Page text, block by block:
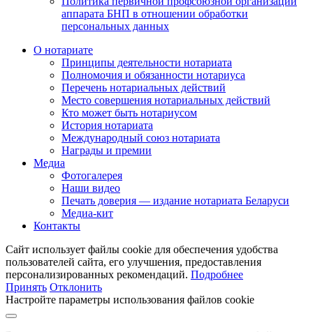
аппарата БНП в отношении обработки
персональных данных
О нотариате
Принципы деятельности нотариата
Полномочия и обязанности нотариуса
Перечень нотариальных действий
Место совершения нотариальных действий
Кто может быть нотариусом
История нотариата
Международный союз нотариата
Награды и премии
Медиа
Фотогалерея
Наши видео
Печать доверия — издание нотариата Беларуси
Медиа-кит
Контакты
Сайт использует файлы cookie для обеспечения удобства
пользователей сайта, его улучшения, предоставления
персонализированных рекомендаций. Подробнее
Принять Отклонить
Настройте параметры использования файлов cookie